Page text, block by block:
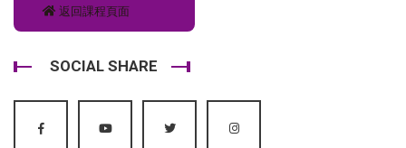
返回課程頁面
SOCIAL SHARE